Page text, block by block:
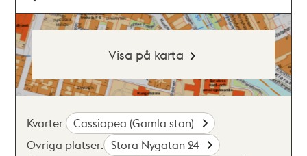
Visa på karta
Kvarter: Cassiopea (Gamla stan)
Övriga platser: Stora Nygatan 24